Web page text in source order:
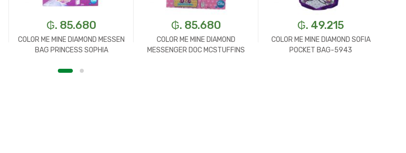
₲. 85.680
COLOR ME MINE DIAMOND MESSEN
BAG PRINCESS SOPHIA
₲. 85.680
COLOR ME MINE DIAMOND
MESSENGER DOC MCSTUFFINS
₲. 49.215
COLOR ME MINE DIAMOND SOFIA
POCKET BAG-5943